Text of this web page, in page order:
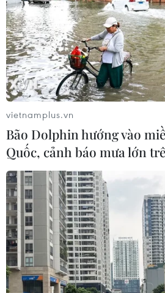
Mưa lớn gây ngập lụt, chia cắt
khu vực ở Nghệ An
06/08/2026 13:06
Đắk Lắk truy quét, xử lý tình
phá rừng, lấn chiếm đất rừng
06/08/2026 12:36
Cảnh báo mưa cường độ lớn trên
100mm tại Bắc Bộ, Thanh Hóa
Nghệ An
06/08/2026 10:23
Mưa lớn kéo dài gây nhiều
về nhà ở, giao thông tại tỉnh
vietnamplus.vn
Bão Dolphin hướng vào
Quốc, cảnh báo mưa lớn